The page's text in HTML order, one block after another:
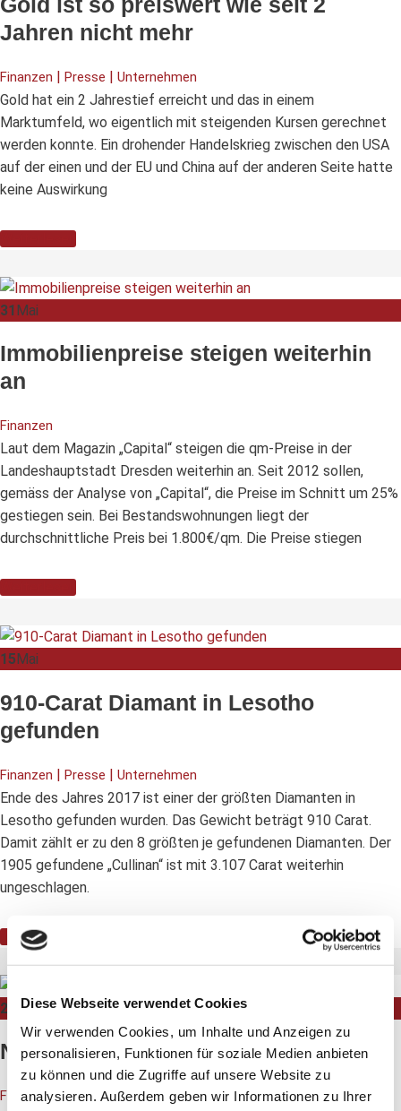
Diese Webseite verwendet Cookies
Wir verwenden Cookies, um Inhalte und Anzeigen zu
personalisieren, Funktionen für soziale Medien anbieten
zu können und die Zugriffe auf unsere Website zu
analysieren. Außerdem geben wir Informationen zu Ihrer
Jahren nicht mehr
Finanzen | Presse | Unternehmen
Gold hat ein 2 Jahrestief erreicht und das in einem
Marktumfeld, wo eigentlich mit steigenden Kursen gerechnet
werden konnte. Ein drohender Handelskrieg zwischen den USA
auf der einen und der EU und China auf der anderen Seite hatte
keine Auswirkung
31Mai
Immobilienpreise steigen weiterhin
an
Finanzen
Laut dem Magazin „Capital“ steigen die qm-Preise in der
Landeshauptstadt Dresden weiterhin an. Seit 2012 sollen,
gemäss der Analyse von „Capital“, die Preise im Schnitt um 25%
gestiegen sein. Bei Bestandswohnungen liegt der
durchschnittliche Preis bei 1.800€/qm. Die Preise stiegen
15Mai
910-Carat Diamant in Lesotho
gefunden
Finanzen | Presse | Unternehmen
Ende des Jahres 2017 ist einer der größten Diamanten in
Lesotho gefunden wurden. Das Gewicht beträgt 910 Carat.
Damit zählt er zu den 8 größten je gefundenen Diamanten. Der
1905 gefundene „Cullinan“ ist mit 3.107 Carat weiterhin
ungeschlagen.
Weiterlesen
22 Nov.
Neue Zusammenarbeit
Finanzen|Unternehmen